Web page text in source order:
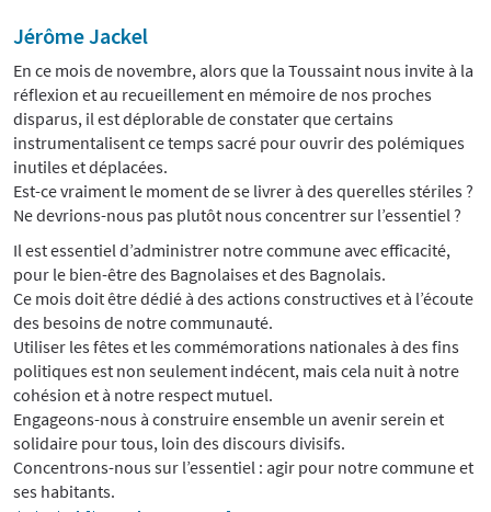
Jérôme Jackel
En ce mois de novembre, alors que la Toussaint nous invite à la
réflexion et au recueillement en mémoire de nos proches
disparus, il est déplorable de constater que certains
instrumentalisent ce temps sacré pour ouvrir des polémiques
inutiles et déplacées.
Est-ce vraiment le moment de se livrer à des querelles stériles ?
Ne devrions-nous pas plutôt nous concentrer sur l’essentiel ?
Il est essentiel d’administrer notre commune avec efficacité,
pour le bien-être des Bagnolaises et des Bagnolais.
Ce mois doit être dédié à des actions constructives et à l’écoute
des besoins de notre communauté.
Utiliser les fêtes et les commémorations nationales à des fins
politiques est non seulement indécent, mais cela nuit à notre
cohésion et à notre respect mutuel.
Engageons-nous à construire ensemble un avenir serein et
solidaire pour tous, loin des discours divisifs.
Concentrons-nous sur l’essentiel : agir pour notre commune et
ses habitants.